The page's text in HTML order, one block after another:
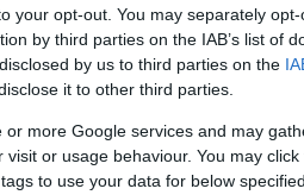
your opt-out. You may separately
by third parties on the IAB’s list of
by us to third parties on the
it to other third parties.
more Google services and may
or usage behaviour. You may
to use your data for below
különböző keresztény
szemben az Isten
harcoló bármely
ítélt pap és szerzetes
létrehívott Állami Egyházügyi